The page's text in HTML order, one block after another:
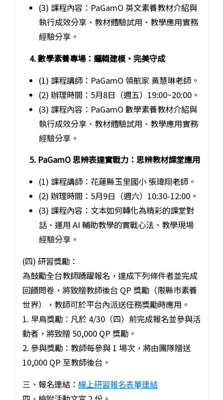
(3) 課程內容：PaGamO 英文素養教材介紹與
執行成效分享、教材體驗試用、教學應用實務
經驗分享。
4. 數學素養專場：邏輯建模・完美守成
(1) 課程講師：PaGamO 領航家 黃慧琳老師。
(2) 辦理時間：5月8日（週五）19:00~20:00。
(3) 課程內容：PaGamO 數學素養教材介紹與
執行成效分享、教材體驗試用、教學應用實務
經驗分享。
5. PaGamO 思辨表達實戰力：思辨教材課堂應用
(1) 課程講師：花蓮縣玉里國小 張瑋翔老師。
(2) 辦理時間：5月9日（週六）10:30-12:00。
(3) 課程內容：文本如何轉化為精彩的課堂對
話、運用 AI 輔助教學的實戰心法、教學現場
經驗分享。
(四) 研習獎勵：
為鼓勵全台教師踴躍報名，達成下列條件者並完成
回饋問卷，將致贈教師後台 QP 獎勵（限縣市素養
世界），教師可於平台內派送任務獎勵時應用。
1. 早鳥獎勵：凡於 4/30（四）前完成報名並參與活
動者，將致贈 50,000 QP 獎勵。
2. 參與獎勵：教師每參與 1 場次，將由團隊贈送
10,000 QP 至教師後台。
三、報名連結： 線上研習報名表單連結